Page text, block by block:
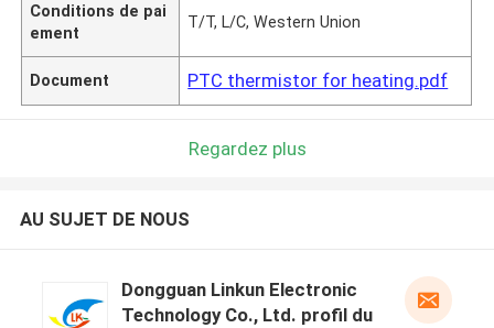
Conditions de pai
ement
T/T, L/C, Western Union
Document PTC thermistor for heating.pdf
Regardez plus
AU SUJET DE NOUS
Dongguan Linkun Electronic
Technology Co., Ltd. profil du